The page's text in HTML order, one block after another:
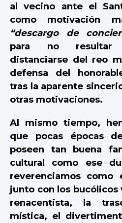
al vecino ante el
como motivación
“descargo de
para no resultar
distanciarse del reo
defensa del
tras la aparente
otras motivaciones.
Al mismo tiempo,
que pocas épocas
poseen tan buena
cultural como ese
reverenciamos como
junto con los bucólicos
renacentista, la
mística, el